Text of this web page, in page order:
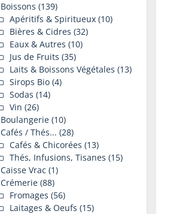
Boissons (139)
Apéritifs & Spiritueux (10)
Bières & Cidres (32)
Eaux & Autres (10)
Jus de Fruits (35)
Laits & Boissons Végétales (13)
Sirops Bio (4)
Sodas (14)
Vin (26)
Boulangerie (10)
Cafés / Thés... (28)
Cafés & Chicorées (13)
Thés, Infusions, Tisanes (15)
Caisse Vrac (1)
Crémerie (88)
Fromages (56)
Laitages & Oeufs (15)